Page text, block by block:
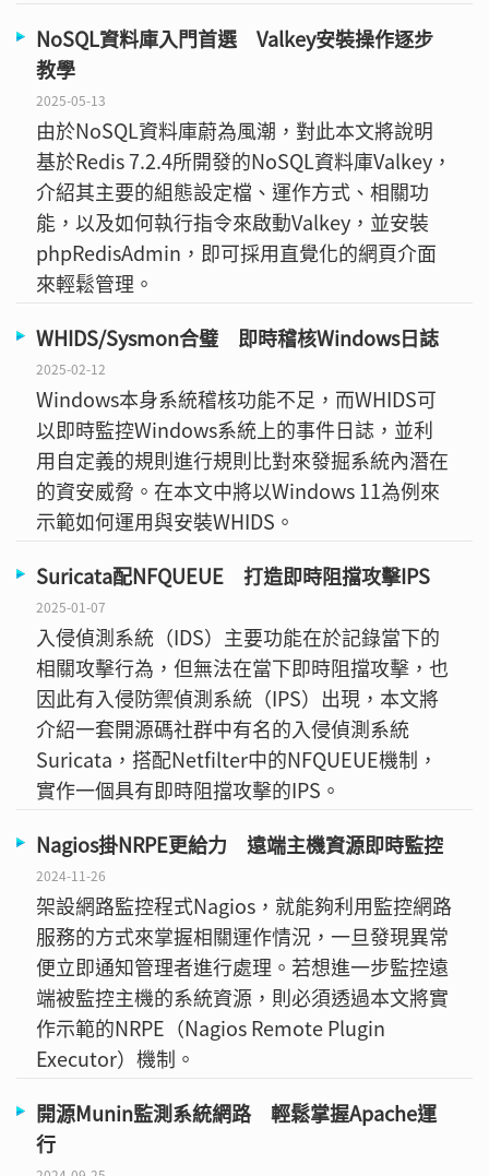
NoSQL資料庫入門首選 Valkey安裝操作逐步
教學
2025-05-13
由於NoSQL資料庫蔚為風潮，對此本文將說明
基於Redis 7.2.4所開發的NoSQL資料庫Valkey，
介紹其主要的組態設定檔、運作方式、相關功
能，以及如何執行指令來啟動Valkey，並安裝
phpRedisAdmin，即可採用直覺化的網頁介面
來輕鬆管理。
WHIDS/Sysmon合璧 即時稽核Windows日誌
2025-02-12
Windows本身系統稽核功能不足，而WHIDS可
以即時監控Windows系統上的事件日誌，並利
用自定義的規則進行規則比對來發掘系統內潛在
的資安威脅。在本文中將以Windows 11為例來
示範如何運用與安裝WHIDS。
Suricata配NFQUEUE 打造即時阻擋攻擊IPS
2025-01-07
入侵偵測系統（IDS）主要功能在於記錄當下的
相關攻擊行為，但無法在當下即時阻擋攻擊，也
因此有入侵防禦偵測系統（IPS）出現，本文將
介紹一套開源碼社群中有名的入侵偵測系統
Suricata，搭配Netfilter中的NFQUEUE機制，
實作一個具有即時阻擋攻擊的IPS。
Nagios掛NRPE更給力 遠端主機資源即時監控
2024-11-26
架設網路監控程式Nagios，就能夠利用監控網路
服務的方式來掌握相關運作情況，一旦發現異常
便立即通知管理者進行處理。若想進一步監控遠
端被監控主機的系統資源，則必須透過本文將實
作示範的NRPE（Nagios Remote Plugin
Executor）機制。
開源Munin監測系統網路 輕鬆掌握Apache運
行